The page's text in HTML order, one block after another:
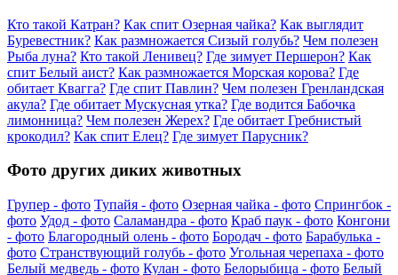
Кто такой Катран? Как спит Озерная чайка? Как выглядит
Буревестник? Как размножается Сизый голубь? Чем полезен
Рыба луна? Кто такой Ленивец? Где зимует Першерон? Как
спит Белый аист? Как размножается Морская корова? Где
обитает Квагга? Где спит Павлин? Чем полезен Гренландская
акула? Где обитает Мускусная утка? Где водится Бабочка
лимонница? Чем полезен Жерех? Где обитает Гребнистый
крокодил? Как спит Елец? Где зимует Парусник?
Фото других диких животных
Групер - фото Тупайя - фото Озерная чайка - фото Спрингбок -
фото Удод - фото Саламандра - фото Краб паук - фото Конгони
- фото Благородный олень - фото Бородач - фото Барабулька -
фото Странствующий голубь - фото Угольная черепаха - фото
Белый медведь - фото Кулан - фото Белорыбица - фото Белый